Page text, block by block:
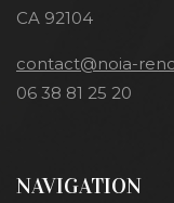
CA 92104
contact@noia-
06 38 81 25 20
NAVIGATION